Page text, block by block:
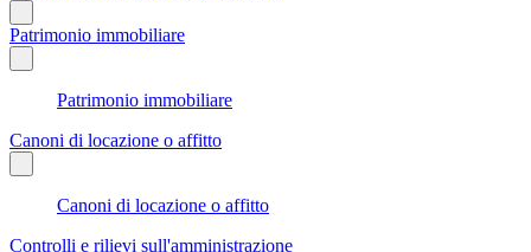
Patrimonio immobiliare
Patrimonio immobiliare
Canoni di locazione o affitto
Canoni di locazione o affitto
Controlli e rilievi sull'amministrazione